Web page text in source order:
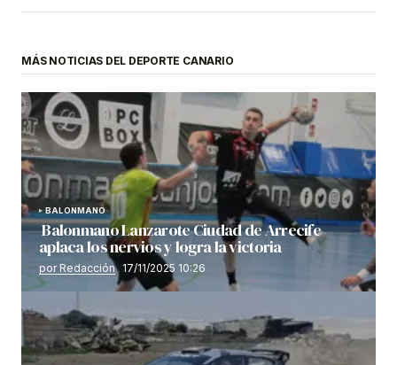
MÁS NOTICIAS DEL DEPORTE CANARIO
BALONMANO
Balonmano Lanzarote Ciudad de Arrecife
aplaca los nervios y logra la victoria
por Redacción 17/11/2025 10:26